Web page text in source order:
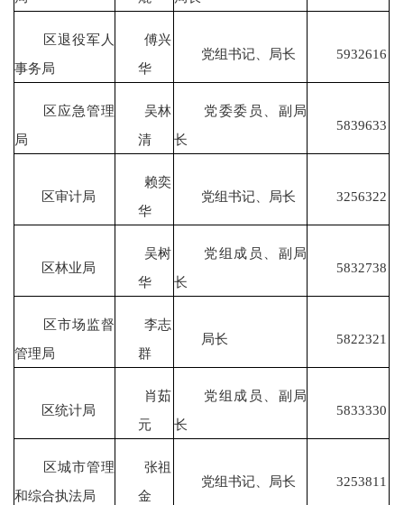
区退役军人
事务局
傅兴
华
党组书记、局长 5932616
区应急管理
局
吴林
清
党委委员、副局
长
5839633
区审计局
赖奕
华
党组书记、局长 3256322
区林业局
吴树
华
党组成员、副局
长
5832738
区市场监督
管理局
李志
群
局长 5822321
区统计局
肖茹
元
党组成员、副局
长
5833330
区城市管理
和综合执法局
张祖
金
党组书记、局长 3253811